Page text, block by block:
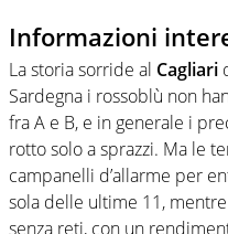
Informazioni
La storia sorride al Cagliari
Sardegna i rossoblù non
fra A e B, e in generale i
rotto solo a sprazzi. Ma le
campanelli d’allarme per
sola delle ultime 11,
senza reti, con un